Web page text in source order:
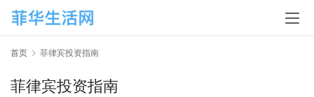
首页 菲律宾投资指南
菲律宾投资指南